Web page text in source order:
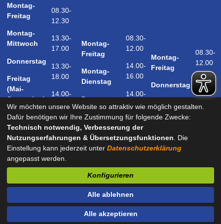
Montag-
Freitag
Montag-
Mittwoch
Donnerstag
Freitag
(Mai-
September)
Samstag
(Mai-
September)
08.30-
12.30
13.30-
17.00
13.30-
18.00
14.00-
17.00
09.00-
12.00
Montag-
Freitag
Montag-
Dienstag
Donnerstag
08.30-
12.00
14.00-
16.00
14.00-
18.00
Montag-
Freitag
Donnerstag
08.30-
12.00
14.00-
18.00
und nach Vereinbarung
Kontakt Impressum Datenschutz Barrierefreiheit
Sitemap
Wir möchten unsere Website so attraktiv wie möglich gestalten.
Dafür benötigen wir Ihre Zustimmung für folgende Zwecke:
Technisch notwendig, Verbesserung der
Nutzungserfahrungen & Übersetzungsfunktionen. Die
Einstellung kann jederzeit unter Datenschutzerklärung
angepasst werden.
Konfigurieren
Alle ablehnen
Alle akzeptieren